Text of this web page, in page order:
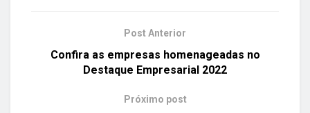
Post Anterior
Confira as empresas homenageadas no
Destaque Empresarial 2022
Próximo post